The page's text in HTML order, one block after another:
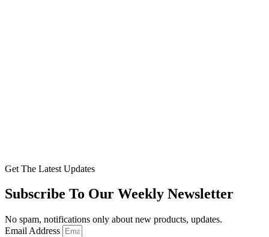
Get The Latest Updates
Subscribe To Our Weekly Newsletter
No spam, notifications only about new products, updates.
Email Address